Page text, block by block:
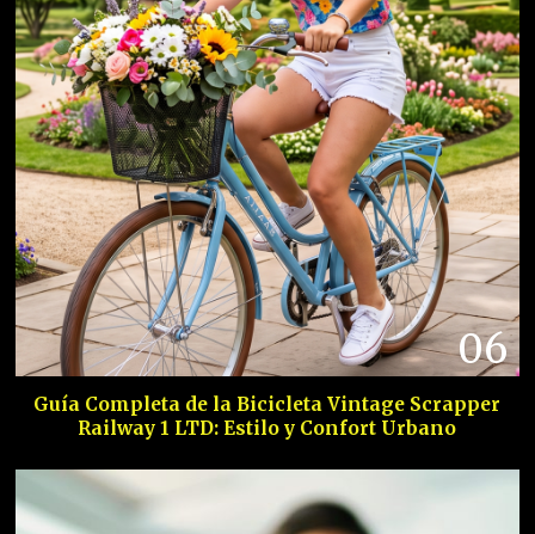
06
Guía Completa de la Bicicleta Vintage Scrapper
Railway 1 LTD: Estilo y Confort Urbano